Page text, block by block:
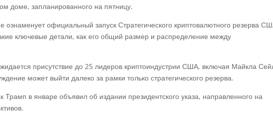
доме, запланированного на пятницу.
ознаменует официальный запуск Стратегического криптовалютного резерва
ключевые детали, как его общий размер и распределение между
присутствие до 25 лидеров криптоиндустрии США, включая Майкла
может выйти далеко за рамки только стратегического резерва.
Трамп в январе объявил об издании президентского указа, направленного на